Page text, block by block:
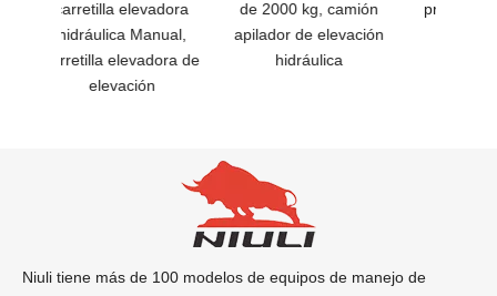
de 2000 kg, camión
apilador de elevación
hidráulica
precio barato para la
venta
Niuli tiene más de 100 modelos de equipos de manejo de